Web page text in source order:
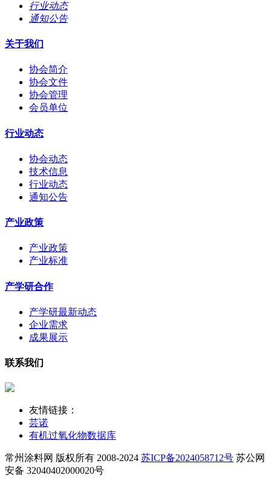
行业动态
通知公告
关于我们
协会简介
协会文件
协会管理
会员单位
行业动态
协会动态
技术信息
行业动态
通知公告
产业政策
产业政策
产业标准
产学研合作
产学研最新动态
企业需求
成果展示
联系我们
友情链接：
芸诺
有机过氧化物数据库
常州涂料网 版权所有 2008-2024 苏ICP备2024058712号 苏公网
安备 32040402000020号